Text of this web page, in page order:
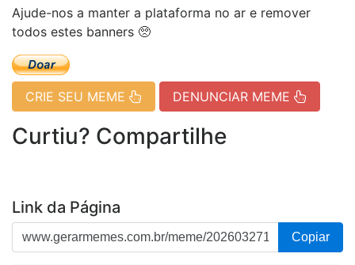
Ajude-nos a manter a plataforma no ar e remover
todos estes banners 🥺
CRIE SEU MEME DENUNCIAR MEME
Curtiu? Compartilhe
Link da Página
Copiar